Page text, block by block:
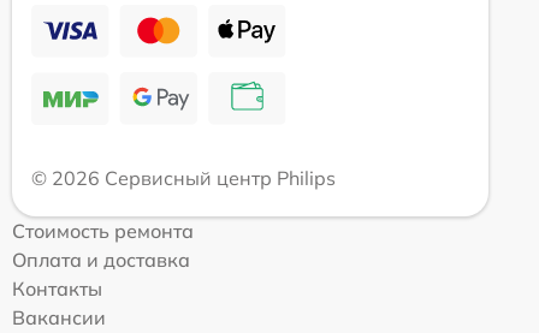
© 2026 Сервисный центр Philips
Стоимость ремонта
Оплата и доставка
Контакты
Вакансии